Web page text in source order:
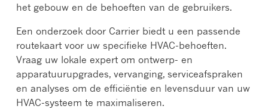
het gebouw en de behoeften van de gebruikers.
Een onderzoek door Carrier biedt u een passende
routekaart voor uw specifieke HVAC-behoeften.
Vraag uw lokale expert om ontwerp- en
apparatuurupgrades, vervanging, serviceafspraken
en analyses om de efficiëntie en levensduur van uw
HVAC-systeem te maximaliseren.